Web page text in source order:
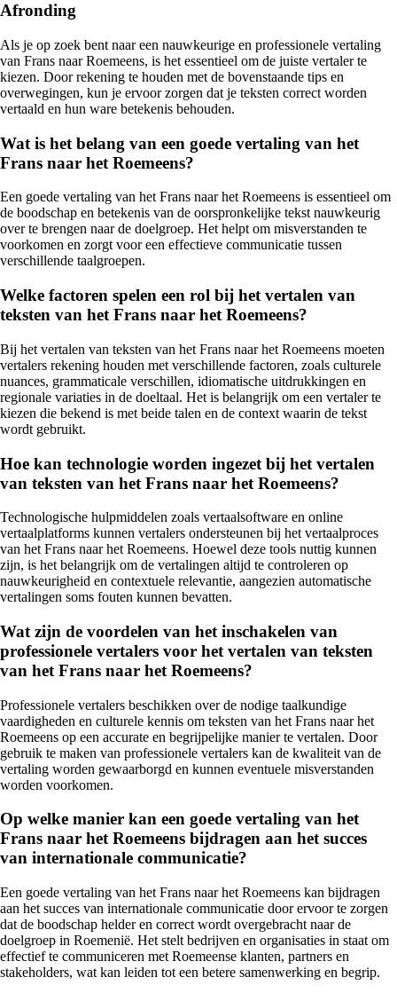
Afronding
Als je op zoek bent naar een nauwkeurige en professionele vertaling
van Frans naar Roemeens, is het essentieel om de juiste vertaler te
kiezen. Door rekening te houden met de bovenstaande tips en
overwegingen, kun je ervoor zorgen dat je teksten correct worden
vertaald en hun ware betekenis behouden.
Wat is het belang van een goede vertaling van het
Frans naar het Roemeens?
Een goede vertaling van het Frans naar het Roemeens is essentieel om
de boodschap en betekenis van de oorspronkelijke tekst nauwkeurig
over te brengen naar de doelgroep. Het helpt om misverstanden te
voorkomen en zorgt voor een effectieve communicatie tussen
verschillende taalgroepen.
Welke factoren spelen een rol bij het vertalen van
teksten van het Frans naar het Roemeens?
Bij het vertalen van teksten van het Frans naar het Roemeens moeten
vertalers rekening houden met verschillende factoren, zoals culturele
nuances, grammaticale verschillen, idiomatische uitdrukkingen en
regionale variaties in de doeltaal. Het is belangrijk om een vertaler te
kiezen die bekend is met beide talen en de context waarin de tekst
wordt gebruikt.
Hoe kan technologie worden ingezet bij het vertalen
van teksten van het Frans naar het Roemeens?
Technologische hulpmiddelen zoals vertaalsoftware en online
vertaalplatforms kunnen vertalers ondersteunen bij het vertaalproces
van het Frans naar het Roemeens. Hoewel deze tools nuttig kunnen
zijn, is het belangrijk om de vertalingen altijd te controleren op
nauwkeurigheid en contextuele relevantie, aangezien automatische
vertalingen soms fouten kunnen bevatten.
Wat zijn de voordelen van het inschakelen van
professionele vertalers voor het vertalen van teksten
van het Frans naar het Roemeens?
Professionele vertalers beschikken over de nodige taalkundige
vaardigheden en culturele kennis om teksten van het Frans naar het
Roemeens op een accurate en begrijpelijke manier te vertalen. Door
gebruik te maken van professionele vertalers kan de kwaliteit van de
vertaling worden gewaarborgd en kunnen eventuele misverstanden
worden voorkomen.
Op welke manier kan een goede vertaling van het
Frans naar het Roemeens bijdragen aan het succes
van internationale communicatie?
Een goede vertaling van het Frans naar het Roemeens kan bijdragen
aan het succes van internationale communicatie door ervoor te zorgen
dat de boodschap helder en correct wordt overgebracht naar de
doelgroep in Roemenië. Het stelt bedrijven en organisaties in staat om
effectief te communiceren met Roemeense klanten, partners en
stakeholders, wat kan leiden tot een betere samenwerking en begrip.